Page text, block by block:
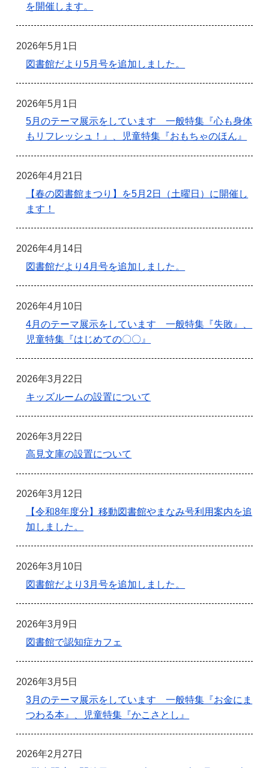
を開催します。
2026年5月1日
図書館だより5月号を追加しました。
2026年5月1日
5月のテーマ展示をしています 一般特集『心も身体
もリフレッシュ！』、児童特集『おもちゃのほん』
2026年4月21日
【春の図書館まつり】を5月2日（土曜日）に開催し
ます！
2026年4月14日
図書館だより4月号を追加しました。
2026年4月10日
4月のテーマ展示をしています 一般特集『失敗』、
児童特集『はじめての〇〇』
2026年3月22日
キッズルームの設置について
2026年3月22日
高見文庫の設置について
2026年3月12日
【令和8年度分】移動図書館やまなみ号利用案内を追
加しました。
2026年3月10日
図書館だより3月号を追加しました。
2026年3月9日
図書館で認知症カフェ
2026年3月5日
3月のテーマ展示をしています 一般特集『お金にま
つわる本』、児童特集『かこさとし』
2026年2月27日